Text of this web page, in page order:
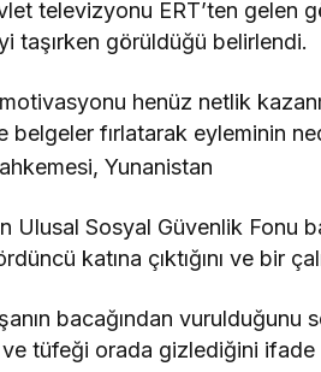
televizyonu ERT’ten gelen
taşırken görüldüğü belirlendi.
motivasyonu henüz netlik
belgeler fırlatarak eyleminin
Ulusal Sosyal Güvenlik Fonu
katına çıktığını ve bir
bacağından
tüfeği orada gizlediğini ifade